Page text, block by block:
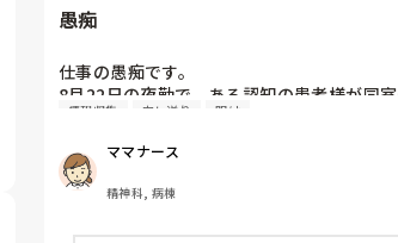
私なら新人さんに不安感や不信感を持たれない
管理も苦手なんだ」と先に正直に話しておきま
方が気楽かもしれません (◜ᴗ◝ )
応援していますね！！
愚痴
仕事の愚痴です。
8月22日の夜勤で、ある認知の患者様が同
り患者様を殴って、ケガをさせる暴力行為
そのことを明けの申し送りで言って、帰りま
次に出勤したら、その患者様は暴力を振る
精神薬が増えていました。それでも、28日
に対して、暴言があり、暴力の可能性を考
情報収集 申し送り 明け
ママナース
精神科, 病棟